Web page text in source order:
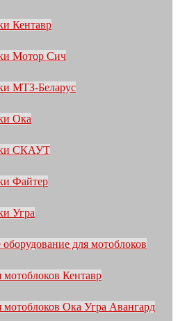
Кентавр
Мотор Сич
МТЗ-Беларус
Ока
СКАУТ
Файтер
Угра
для мотоблоков
мотоблоков Кентавр
мотоблоков Ока Угра Авангард